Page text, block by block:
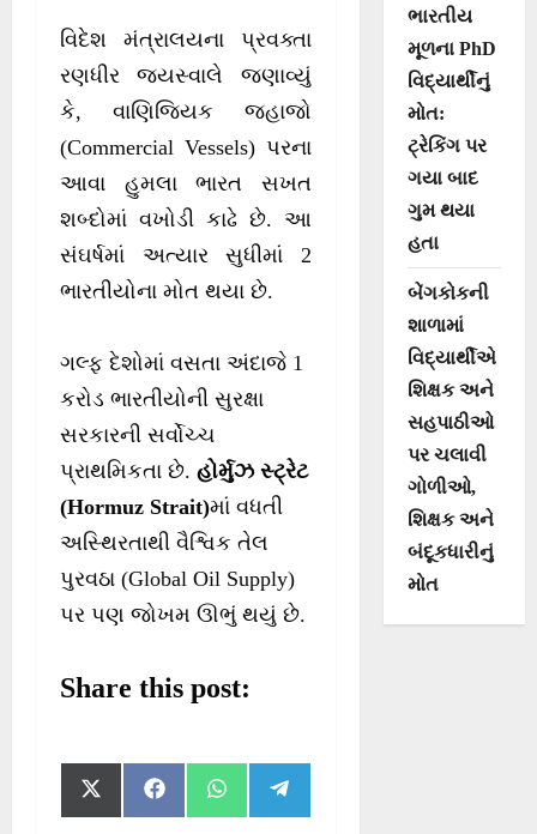
વિદેશ મંત્રાલયના પ્રવક્તા
રણધીર જયસ્વાલે જણાવ્યું
કે, વાણિજ્યિક જહાજો
(Commercial Vessels) પરના
આવા હુમલા ભારત સખત
શબ્દોમાં વખોડી કાઢે છે. આ
સંઘર્ષમાં અત્યાર સુધીમાં 2
ભારતીયોના મોત થયા છે.
ગલ્ફ દેશોમાં વસતા અંદાજે 1
કરોડ ભારતીયોની સુરક્ષા
સરકારની સર્વોચ્ચ
પ્રાથમિકતા છે. હોર્મુઝ સ્ટ્રેટ
(Hormuz Strait)માં વધતી
અસ્થિરતાથી વૈશ્વિક તેલ
પુરવઠા (Global Oil Supply)
પર પણ જોખમ ઊભું થયું છે.
Share this post:
ભારતીય
મૂળના PhD
વિદ્યાર્થીનું
મોત:
ટ્રેકિંગ પર
ગયા બાદ
ગુમ થયા
હતા
બેંગકોકની
શાળામાં
વિદ્યાર્થીએ
શિક્ષક અને
સહપાઠીઓ
પર ચલાવી
ગોળીઓ,
શિક્ષક અને
બંદૂકધારીનું
મોત